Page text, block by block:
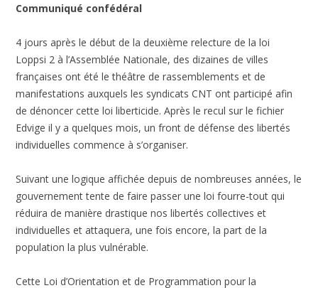
Communiqué confédéral
4 jours après le début de la deuxième relecture de la loi
Loppsi 2 à l’Assemblée Nationale, des dizaines de villes
françaises ont été le théâtre de rassemblements et de
manifestations auxquels les syndicats CNT ont participé afin
de dénoncer cette loi liberticide. Après le recul sur le fichier
Edvige il y a quelques mois, un front de défense des libertés
individuelles commence à s’organiser.
Suivant une logique affichée depuis de nombreuses années, le
gouvernement tente de faire passer une loi fourre-tout qui
réduira de manière drastique nos libertés collectives et
individuelles et attaquera, une fois encore, la part de la
population la plus vulnérable.
Cette Loi d’Orientation et de Programmation pour la